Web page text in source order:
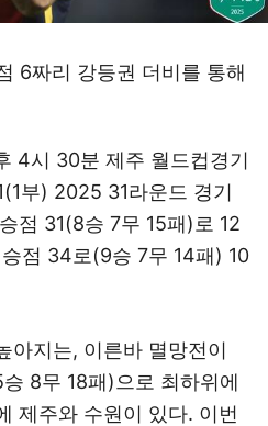
6짜리 강등권 더비를 통해
4시 30분 제주 월드컵경기
부) 2025 31라운드 경기
점 31(8승 7무 15패)로 12
점 34로(9승 7무 14패) 10
아지는, 이른바 멸망전이
8무 18패)으로 최하위에
제주와 수원이 있다. 이번